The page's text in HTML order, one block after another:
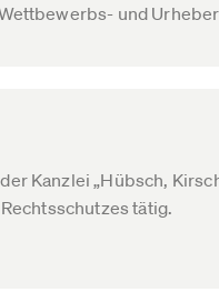
und
Kanzlei „Hübsch,
tätig.